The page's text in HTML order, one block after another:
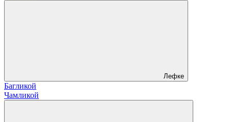
Лефке
Багликой
Чамликой